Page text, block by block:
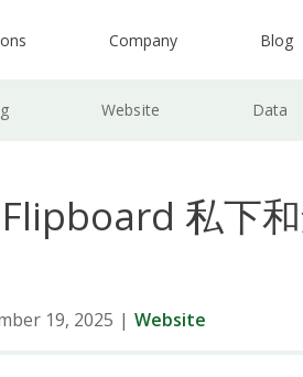
Company Blog
Website Data
私下
19, 2025 | Website